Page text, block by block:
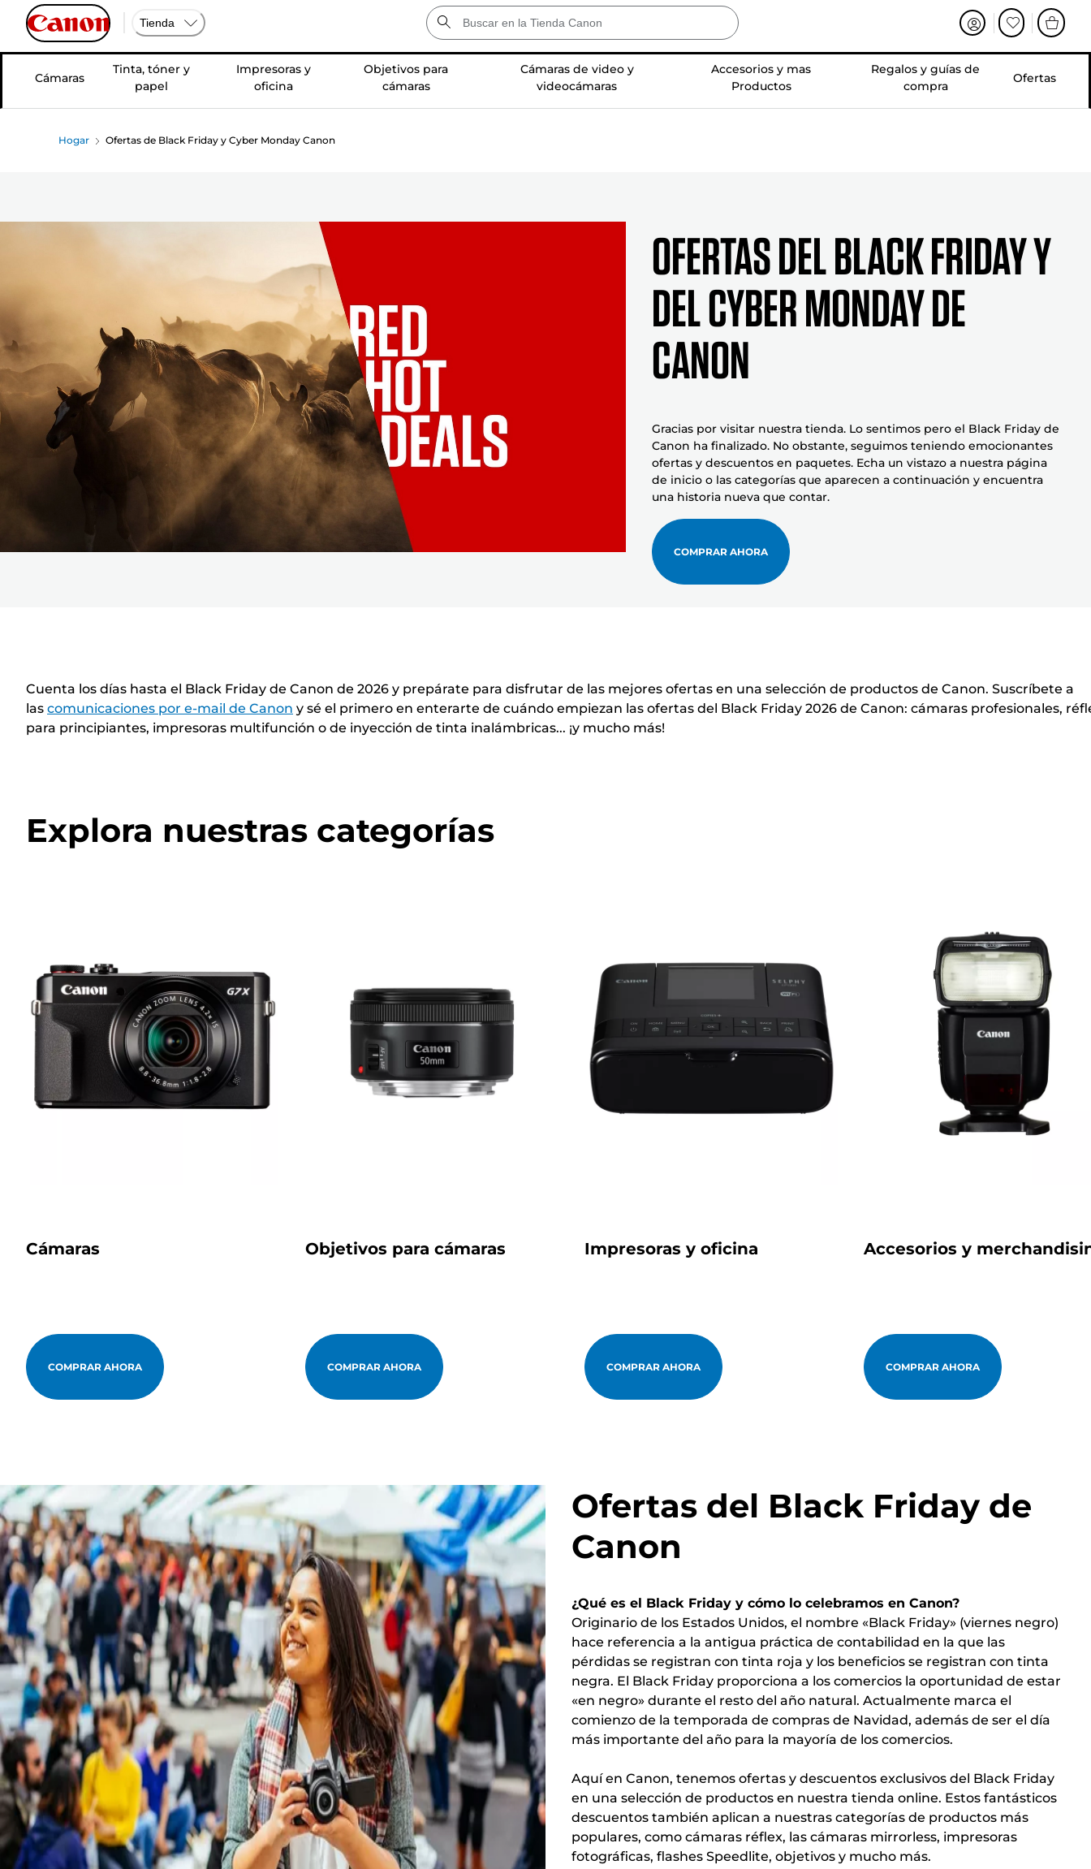
Tienda
Cámaras
Tinta, tóner y
papel
Impresoras y
oficina
Objetivos para
cámaras
Cámaras de video y
videocámaras
Accesorios y mas
Productos
Regalos y guías de
compra
Ofertas
Hogar Ofertas de Black Friday y Cyber Monday Canon
Ofertas del Black Friday y
del Cyber Monday de
Canon
Gracias por visitar nuestra tienda. Lo sentimos pero el Black Friday de
Canon ha finalizado. No obstante, seguimos teniendo emocionantes
ofertas y descuentos en paquetes. Echa un vistazo a nuestra página
de inicio o las categorías que aparecen a continuación y encuentra
una historia nueva que contar.
COMPRAR AHORA
Cuenta los días hasta el Black Friday de Canon de 2026 y prepárate para disfrutar de las mejores ofertas en una selección de productos de Canon. Suscríbete a
las comunicaciones por e-mail de Canon y sé el primero en enterarte de cuándo empiezan las ofertas del Black Friday 2026 de Canon: cámaras profesionales,
para principiantes, impresoras multifunción o de inyección de tinta inalámbricas... ¡y mucho más!
Explora nuestras categorías
Cámaras
COMPRAR AHORA
Objetivos para cámaras
COMPRAR AHORA
Impresoras y oficina
COMPRAR AHORA
Accesorios y
COMPRAR AHORA
Ofertas del Black Friday de
Canon
¿Qué es el Black Friday y cómo lo celebramos en Canon?
Originario de los Estados Unidos, el nombre «Black Friday» (viernes negro)
hace referencia a la antigua práctica de contabilidad en la que las
pérdidas se registran con tinta roja y los beneficios se registran con tinta
negra. El Black Friday proporciona a los comercios la oportunidad de estar
«en negro» durante el resto del año natural. Actualmente marca el
comienzo de la temporada de compras de Navidad, además de ser el día
más importante del año para la mayoría de los comercios.
Aquí en Canon, tenemos ofertas y descuentos exclusivos del Black Friday
en una selección de productos en nuestra tienda online. Estos fantásticos
descuentos también aplican a nuestras categorías de productos más
populares, como cámaras réflex, las cámaras mirrorless, impresoras
fotográficas, flashes Speedlite, objetivos y mucho más.